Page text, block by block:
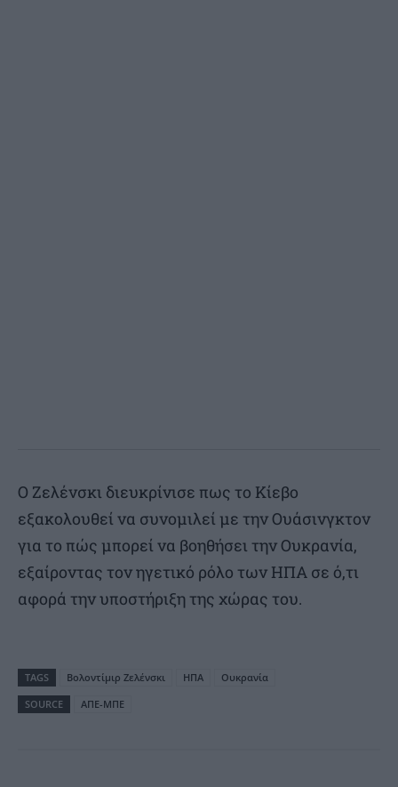
Ο Ζελένσκι διευκρίνισε πως το Κίεβο
εξακολουθεί να συνομιλεί με την Ουάσινγκτον
για το πώς μπορεί να βοηθήσει την Ουκρανία,
εξαίροντας τον ηγετικό ρόλο των ΗΠΑ σε ό,τι
αφορά την υποστήριξη της χώρας του.
TAGS Βολοντίμιρ Ζελένσκι ΗΠΑ
Ουκρανία
SOURCE
ΑΠΕ-ΜΠΕ